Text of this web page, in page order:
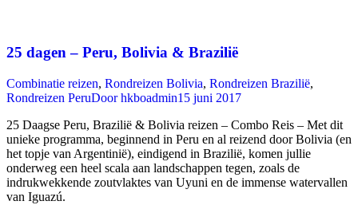
25 dagen – Peru, Bolivia & Brazilië
Combinatie reizen, Rondreizen Bolivia, Rondreizen Brazilië,
Rondreizen PeruDoorhkboadmin15 juni 2017
25 Daagse Peru, Brazilië & Bolivia reizen – Combo Reis – Met dit
unieke programma, beginnend in Peru en al reizend door Bolivia (en
het topje van Argentinië), eindigend in Brazilië, komen jullie
onderweg een heel scala aan landschappen tegen, zoals de
indrukwekkende zoutvlaktes van Uyuni en de immense watervallen
van Iguazú.